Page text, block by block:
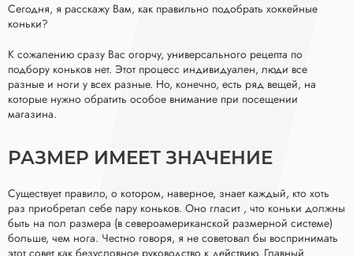
Сегодня, я расскажу Вам, как правильно подобрать хоккейные
коньки?
К сожалению сразу Вас огорчу, универсального рецепта по
подбору коньков нет. Этот процесс индивидуален, люди все
разные и ноги у всех разные. Но, конечно, есть ряд вещей, на
которые нужно обратить особое внимание при посещении
магазина.
РАЗМЕР ИМЕЕТ ЗНАЧЕНИЕ
Существует правило, о котором, наверное, знает каждый, кто хоть
раз приобретал себе пару коньков. Оно гласит , что коньки должны
быть на пол размера (в североамериканской размерной системе)
больше, чем нога. Честно говоря, я не советовал бы воспринимать
этот совет как безусловное руководство к действию. Главный